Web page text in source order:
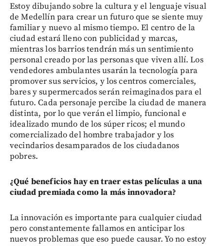
Estoy dibujando sobre la cultura y el lenguaje visual
de Medellín para crear un futuro que se siente muy
familiar y nuevo al mismo tiempo. El centro de la
ciudad estará lleno con publicidad y marcas,
mientras los barrios tendrán más un sentimiento
personal creado por las personas que viven allí. Los
vendedores ambulantes usarán la tecnología para
promover sus servicios, y los centros comerciales,
bares y supermercados serán reimaginados para el
futuro. Cada personaje percibe la ciudad de manera
distinta, por lo que verán el limpio, funcional e
idealizado mundo de los súper ricos; el mundo
comercializado del hombre trabajador y los
vecindarios desamparados de los ciudadanos
pobres.
¿Qué beneficios hay en traer estas películas a una
ciudad premiada como la más innovadora?
La innovación es importante para cualquier ciudad
pero constantemente fallamos en anticipar los
nuevos problemas que eso puede causar. Yo no estoy